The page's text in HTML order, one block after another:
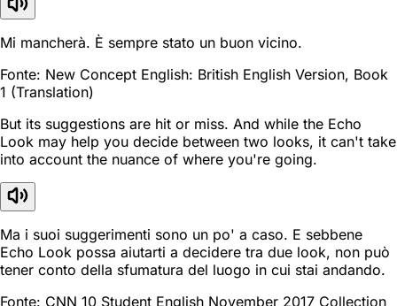
Mi mancherà. È sempre stato un buon vicino.
Fonte: New Concept English: British English Version, Book
1 (Translation)
But its suggestions are hit or miss. And while the Echo
Look may help you decide between two looks, it can't take
into account the nuance of where you're going.
Ma i suoi suggerimenti sono un po' a caso. E sebbene
Echo Look possa aiutarti a decidere tra due look, non può
tener conto della sfumatura del luogo in cui stai andando.
Fonte: CNN 10 Student English November 2017 Collection